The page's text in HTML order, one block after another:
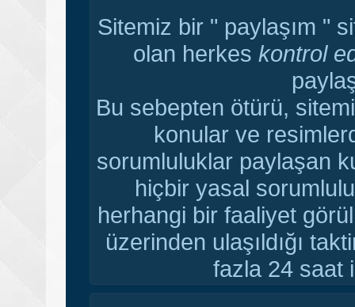
Sitemiz bir " paylaşım "
olan herkes kontrol
Bu sebepten ötürü,
konular ve
sorumluluklar paylaşan
hiçbir yasal
herhangi bir faaliyet
üzerinden ulaşıldığı
fazla 24 saat